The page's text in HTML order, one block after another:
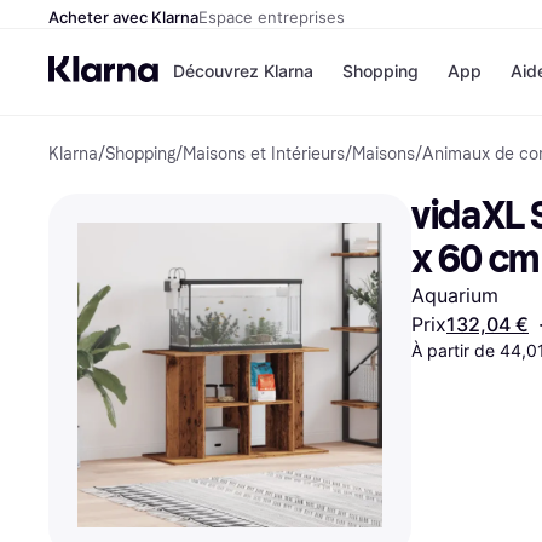
Acheter avec KlarnaEspace entreprises
Découvrez Klarna
Options de
paiement
Payer maintenant
Paiement en 3 fois
Paiement à 30 jours
Klarna sur Apple Pay
Shopping
Magasins
Airbnb
Temu
JD Sports
App
Klarna/Shopping/Maisons et Intérieurs/Maisons/Animaux de
vidaXL
x 60 cm
Aquarium
Prix132,04 € ·
À partir de